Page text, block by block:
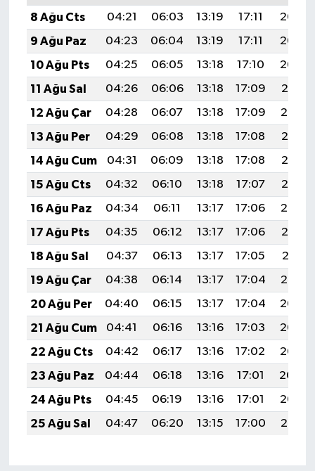
8 Ağu Cts
04:21 06:03 13:19 17:11
20:25
9 Ağu Paz
04:23 06:04 13:19 17:11
20:23
10 Ağu Pts
04:25 06:05 13:18 17:10
20:22
11 Ağu Sal
04:26 06:06 13:18 17:09
20:21
12 Ağu Çar
04:28 06:07 13:18 17:09
20:19
13 Ağu Per
04:29 06:08 13:18 17:08
20:18
14 Ağu Cum
04:31 06:09 13:18 17:08
20:17
15 Ağu Cts
04:32 06:10 13:18 17:07
20:15
16 Ağu Paz
04:34 06:11 13:17 17:06
20:14
17 Ağu Pts
04:35 06:12 13:17 17:06
20:12
18 Ağu Sal
04:37 06:13 13:17 17:05
20:11
19 Ağu Çar
04:38 06:14 13:17 17:04
20:10
20 Ağu Per
04:40 06:15 13:17 17:04
20:08
21 Ağu Cum
04:41 06:16 13:16 17:03
20:07
22 Ağu Cts
04:42 06:17 13:16 17:02
20:05
23 Ağu Paz
04:44 06:18 13:16 17:01
20:04
24 Ağu Pts
04:45 06:19 13:16 17:01
20:02
25 Ağu Sal
04:47 06:20 13:15 17:00 20:01